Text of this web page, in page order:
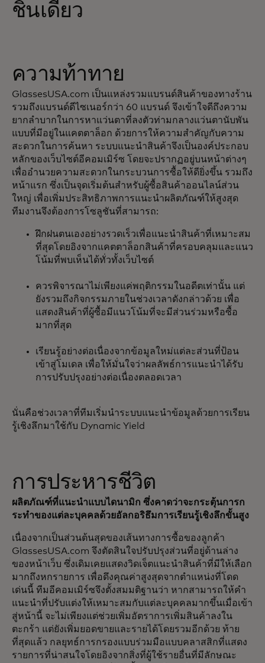
ชิ้นเดียว
ความท้าทาย
GlassesUSA.com เป็นแหล่งรวมแบรนด์สินค้าของทางร้าน
รวมถึงแบรนด์ดีไซเนอร์กว่า 60 แบรนด์ จึงเข้าใจดีถึงความ
ยากลำบากในการหาแว่นตาที่ลงตัวท่ามกลางแว่นตานับพัน
แบบที่มีอยู่ในแคตตาล็อก ด้วยการให้ความสำคัญกับความ
สะดวกในการค้นหา ระบบแนะนำสินค้าจึงเป็นองค์ประกอบ
หลักของเว็บไซต์อีคอมเมิร์ซ โดยจะปรากฏอยู่บนหน้าต่างๆ
เพื่ออำนวยความสะดวกในกระบวนการซื้อให้ดียิ่งขึ้น รวมถึง
หน้าแรก ซึ่งเป็นจุดเริ่มต้นสำหรับผู้ซื้อสินค้าออนไลน์ส่วน
ใหญ่ เพื่อเพิ่มประสิทธิภาพการแนะนำผลิตภัณฑ์ให้สูงสุด
ทีมงานจึงต้องการโซลูชันที่สามารถ:
ฝึกฝนตนเองอย่างรวดเร็วเพื่อแนะนำสินค้าที่เหมาะสม
ที่สุดโดยอิงจากแคตตาล็อกสินค้าที่ครอบคลุมและแนว
โน้มที่พบเห็นได้ทั่วทั้งเว็บไซต์
ควรพิจารณาไม่เพียงแค่พฤติกรรมในอดีตเท่านั้น แต่
ยังรวมถึงกิจกรรมภายในช่วงเวลาดังกล่าวด้วย เพื่อ
แสดงสินค้าที่ผู้ซื้อมีแนวโน้มที่จะมีส่วนร่วมหรือซื้อ
มากที่สุด
เรียนรู้อย่างต่อเนื่องจากข้อมูลใหม่แต่ละส่วนที่ป้อน
เข้าสู่โมเดล เพื่อให้มั่นใจว่าผลลัพธ์การแนะนำได้รับ
การปรับปรุงอย่างต่อเนื่องตลอดเวลา
นั่นคือช่วงเวลาที่ทีมเริ่มนำระบบแนะนำข้อมูลด้วยการเรียน
รู้เชิงลึกมาใช้กับ Dynamic Yield
การประหารชีวิต
ผลิตภัณฑ์ที่แนะนำแบบไดนามิก ซึ่งคาดว่าจะกระตุ้นการก
ระทำของแต่ละบุคคลด้วยอัลกอริธึมการเรียนรู้เชิงลึกขั้นสูง
เนื่องจากเป็นส่วนต้นสุดของเส้นทางการซื้อของลูกค้า
GlassesUSA.com จึงตัดสินใจปรับปรุงส่วนที่อยู่ด้านล่าง
ของหน้าเว็บ ซึ่งเดิมเคยแสดงวิดเจ็ตแนะนำสินค้าที่มีให้เลือก
มากถึงหกรายการ เพื่อดึงคุณค่าสูงสุดจากตำแหน่งที่โดด
เด่นนี้ ทีมอีคอมเมิร์ซจึงตั้งสมมติฐานว่า หากสามารถให้คำ
แนะนำที่ปรับแต่งให้เหมาะสมกับแต่ละบุคคลมากขึ้นเมื่อเข้า
สู่หน้านี้ จะไม่เพียงแต่ช่วยเพิ่มอัตราการเพิ่มสินค้าลงใน
ตะกร้า แต่ยังเพิ่มยอดขายและรายได้โดยรวมอีกด้วย ท้าย
ที่สุดแล้ว กลยุทธ์การกรองแบบร่วมมือแบบคลาสสิกที่แสดง
รายการที่น่าสนใจโดยอิงจากสิ่งที่ผู้ใช้รายอื่นที่มีลักษณะ